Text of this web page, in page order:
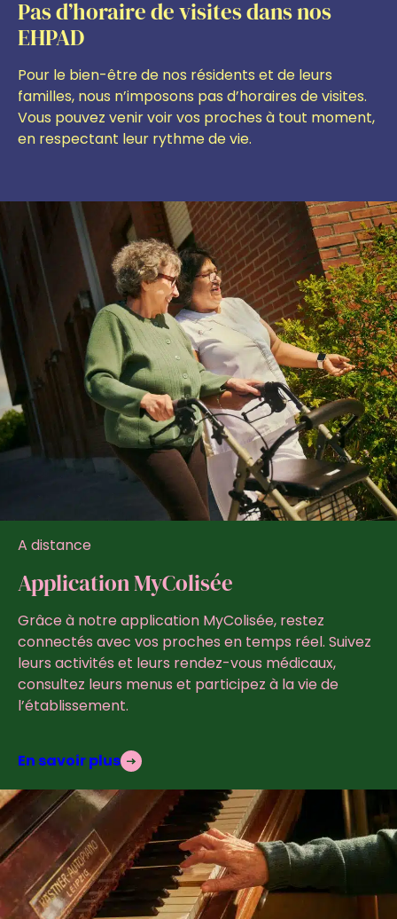
Pas d’horaire de visites dans nos
EHPAD
Pour le bien-être de nos résidents et de leurs
familles, nous n’imposons pas d’horaires de visites.
Vous pouvez venir voir vos proches à tout moment,
en respectant leur rythme de vie.
A distance
Application MyColisée
Grâce à notre application MyColisée, restez
connectés avec vos proches en temps réel. Suivez
leurs activités et leurs rendez-vous médicaux,
consultez leurs menus et participez à la vie de
l’établissement.
En savoir plus